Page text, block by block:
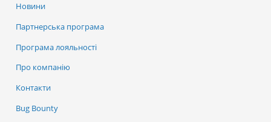
Новини
Партнерська програма
Програма лояльності
Про компанію
Контакти
Bug Bounty